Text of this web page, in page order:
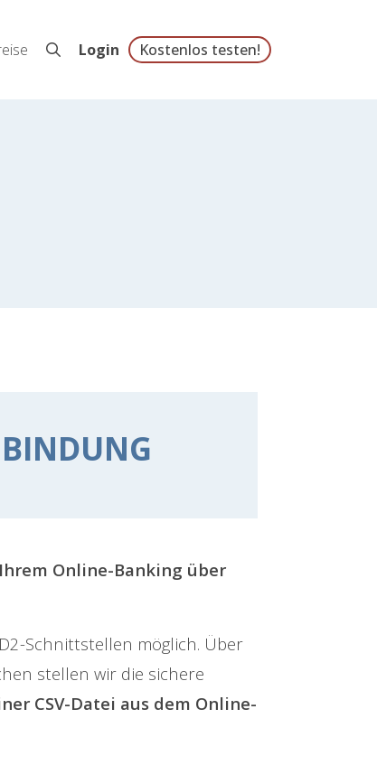
Login Kostenlos testen!
Online-Banking über
Schnittstellen möglich. Über
stellen wir die sichere
CSV-Datei aus dem Online-